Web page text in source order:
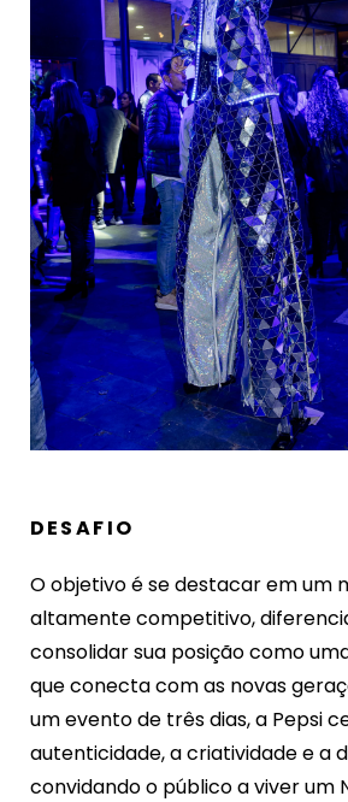
DESAFIO
O objetivo é se destacar em um
altamente competitivo,
consolidar sua posição como
que conecta com as novas
um evento de três dias, a Pepsi
autenticidade, a criatividade e a
convidando o público a viver um